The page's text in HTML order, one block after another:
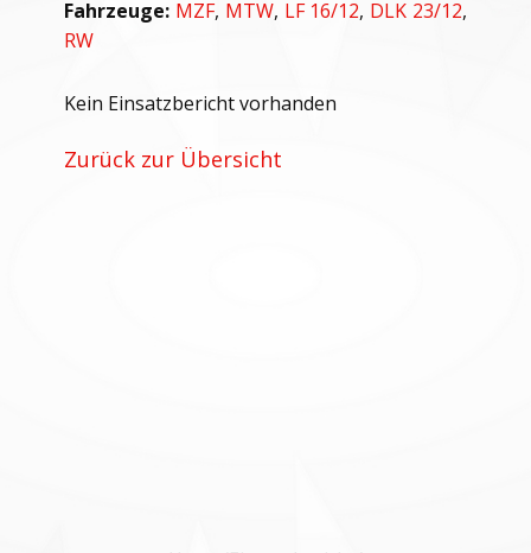
Fahrzeuge: MZF, MTW, LF 16/12, DLK 23/12,
RW
Kein Einsatzbericht vorhanden
Zurück zur Übersicht